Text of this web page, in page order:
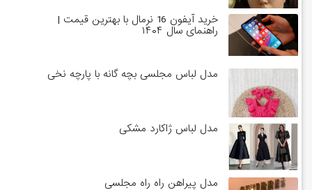
خرید آیفون 16 نرمال با بهترین قیمت |
راهنمای سال ۱۴۰۴
مدل لباس مجلسی بچه گانه با پارچه نخی
مدل لباس ژاکارد مشکی
مدل پیراهن راه راه مجلسی